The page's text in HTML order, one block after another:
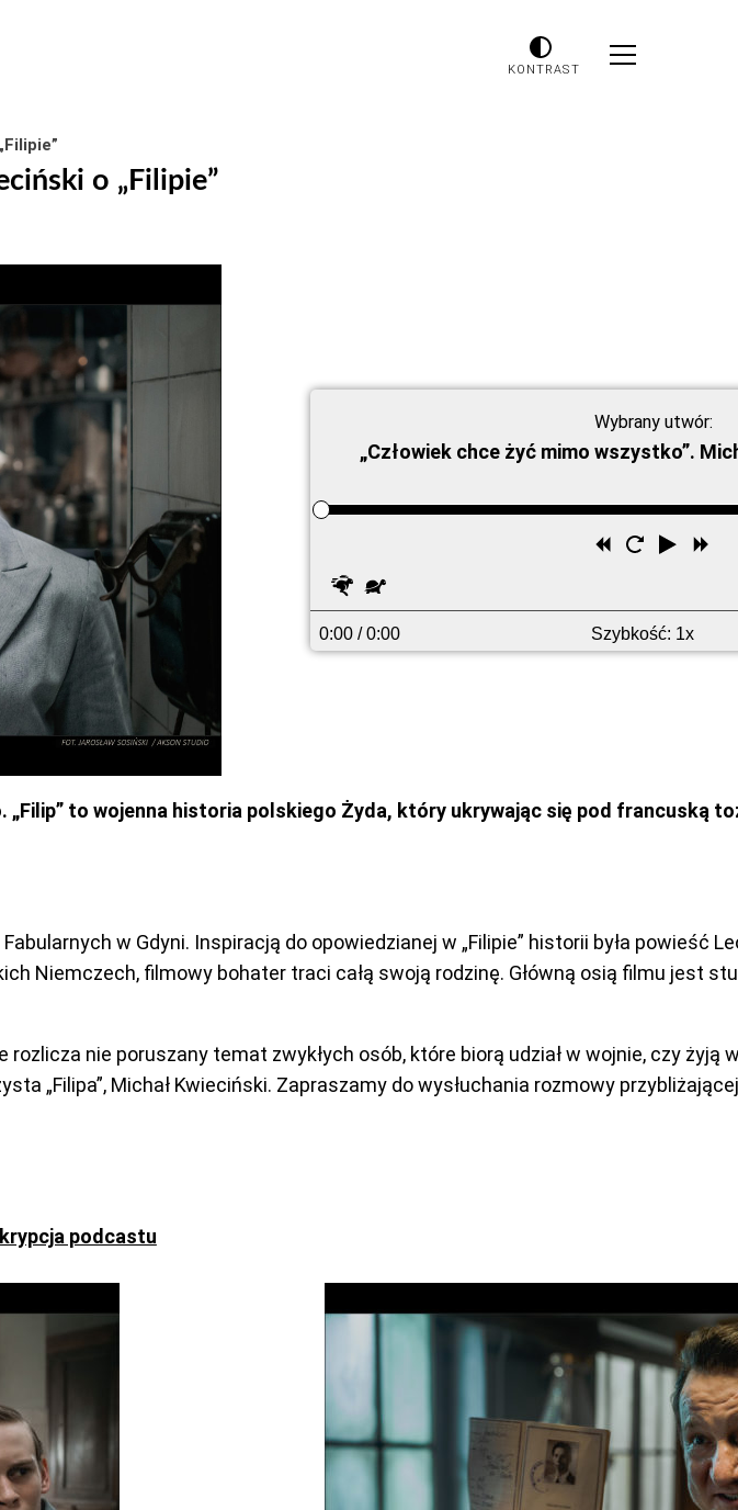
KONTRAST
o „Filipie”
Wybrany utwór:
„Człowiek chce żyć mimo wszystko”.
Uruchom
Przewiń
Szybciej
Wolniej
0:00 / 0:00 Szybkość: 1x
„Filip” to wojenna historia polskiego Żyda, który ukrywając się pod francuską
w Gdyni. Inspiracją do opowiedzianej w „Filipie” historii była powieść
Niemczech, filmowy bohater traci całą swoją rodzinę. Główną osią filmu jest
nie poruszany temat zwykłych osób, które biorą udział w wojnie, czy żyją
„Filipa”, Michał Kwieciński. Zapraszamy do wysłuchania rozmowy
podcastu